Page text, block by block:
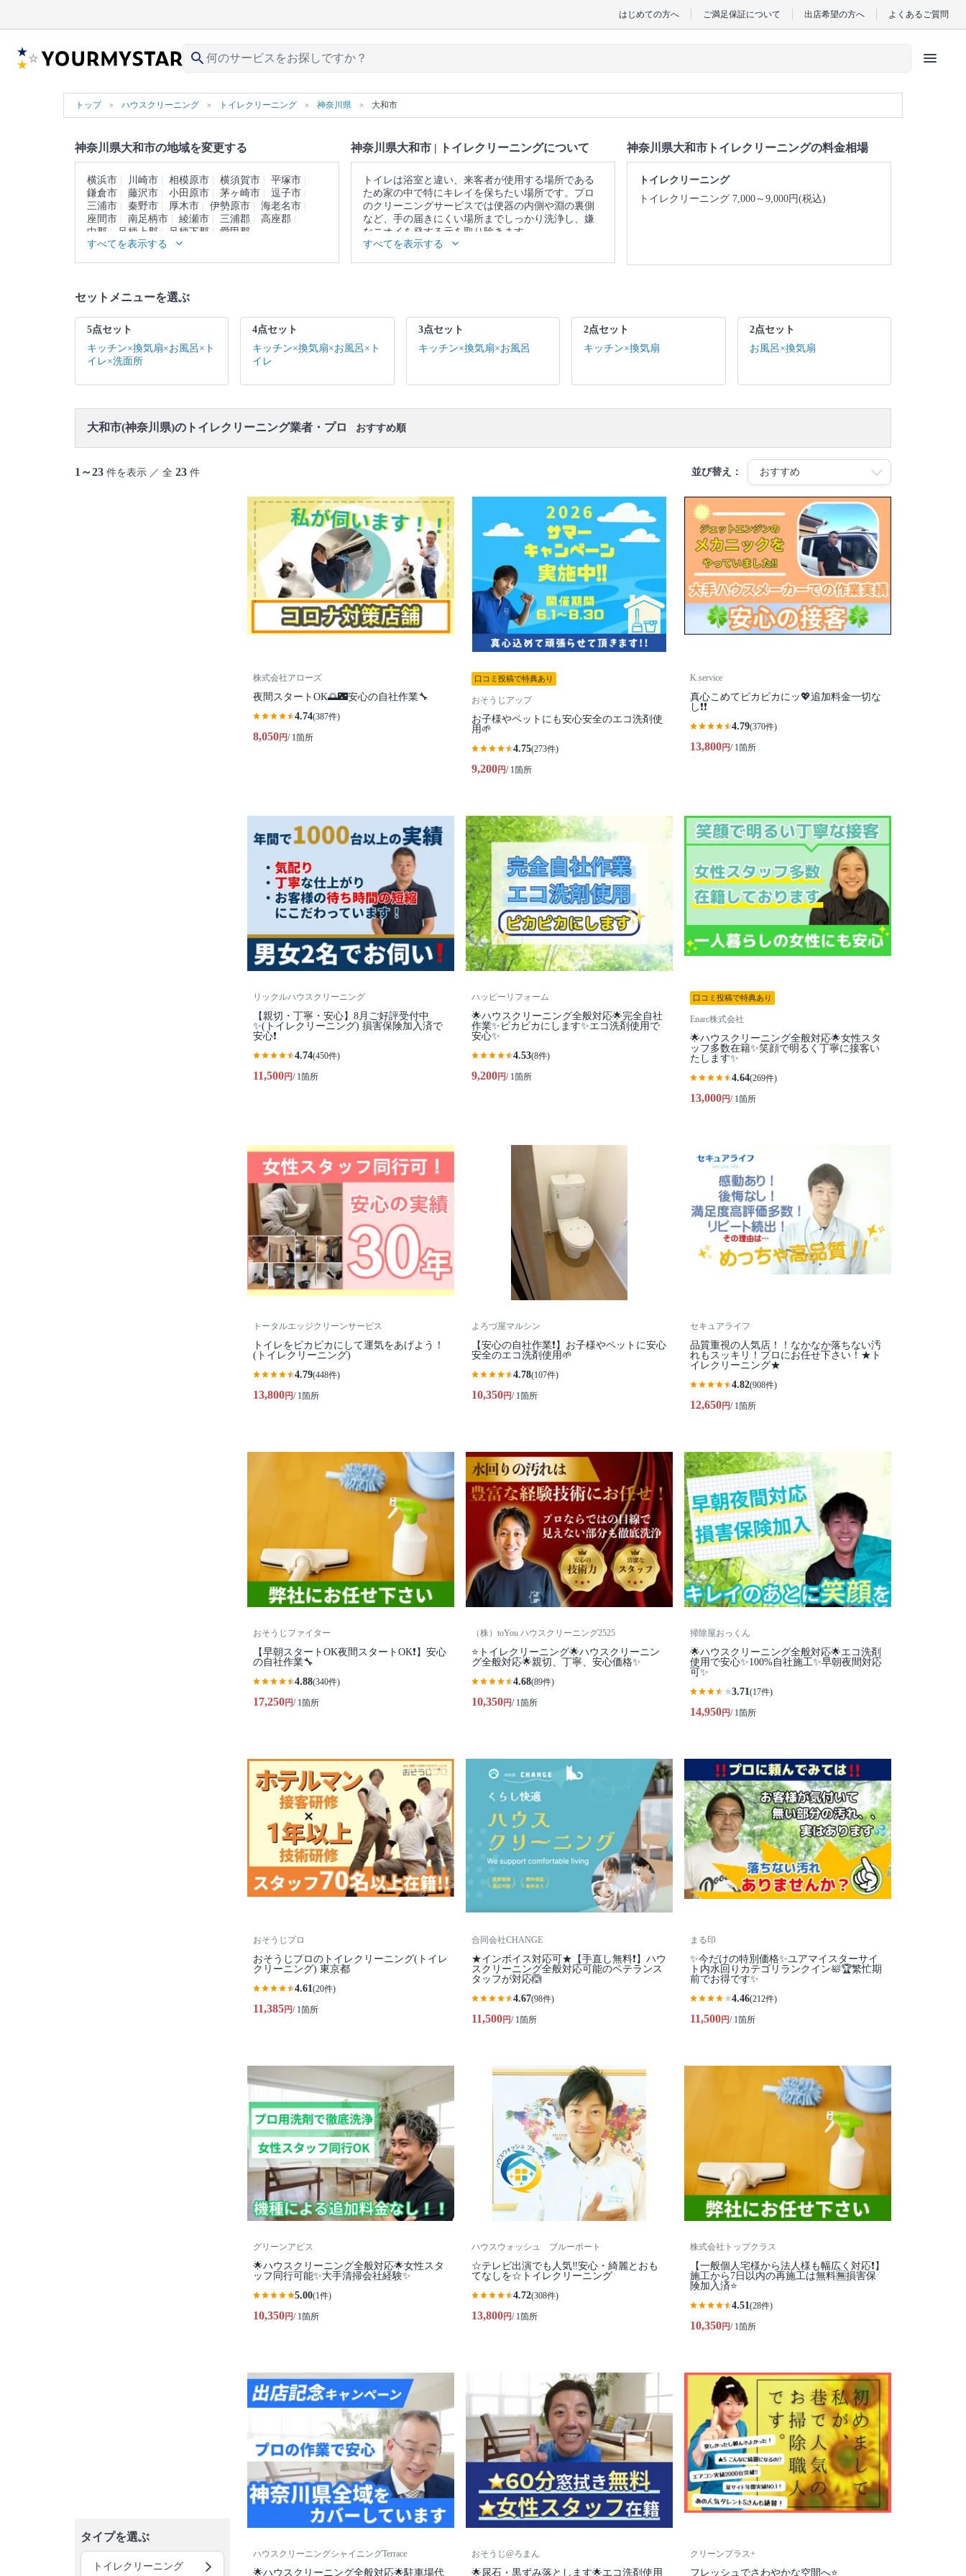
はじめての方へ ご満足保証について 出店希望の方へ よくあるご質問
search menu
トップ ハウスクリーニング トイレクリーニング 神奈川県 大和市
神奈川県大和市の地域を変更する
横浜市 川崎市 相模原市 横須賀市
平塚市
鎌倉市
藤沢市 小田原市 茅ヶ崎市
逗子市
三浦市
秦野市 厚木市 伊勢原市
海老名市
座間市
南足柄市 綾瀬市 三浦郡
高座郡
中郡
足柄上郡 足柄下郡
愛甲郡
すべてを表示する
神奈川県大和市 | トイレクリーニングについて
トイレは浴室と違い、来客者が使用する場所である
ため家の中で特にキレイを保ちたい場所です。プロ
のクリーニングサービスでは便器の内側や淵の裏側
など、手の届きにくい場所までしっかり洗浄し、嫌
なニオイを発する元を取り除きます。
▼表示価格に含まれるトイレクリーニングの作業範
囲
もご参照ください。
ります。
すべてを表示する
神奈川県大和市トイレクリーニングの料金相場
トイレクリーニング
トイレクリーニング 7,000～9,000円(税込)
セットメニューを選ぶ
5点セット
キッチン×換気扇×お風呂×ト
イレ×洗面所
4点セット
キッチン×換気扇×お風呂×ト
イレ
3点セット
キッチン×換気扇×お風呂
2点セット
キッチン×換気扇
2点セット
お風呂×換気扇
大和市(神奈川県)のトイレクリーニング業者・プロ おすすめ順
1～23 件を表示 ／ 全 23 件 並び替え：
タイプを選ぶ
トイレクリーニング
株式会社アローズ
夜間スタートOK🌅🌃安心の自社作業🔧
4.74(387件)
8,050円/ 1箇所
口コミ投稿で特典あり
おそうじアップ
お子様やペットにも安心安全のエコ洗剤使
用🌱
4.75(273件)
9,200円/ 1箇所
K.service
真心こめてピカピカにッ💖追加料金一切な
し❗️❗️
4.79(370件)
13,800円/ 1箇所
リックルハウスクリーニング
【親切・丁寧・安心】8月ご好評受付中
✨️(トイレクリーニング) 損害保険加入済で
安心❗️
4.74(450件)
11,500円/ 1箇所
ハッピーリフォーム
🌟ハウスクリーニング全般対応🌟完全自社
作業✨️ピカピカにします✨️エコ洗剤使用で
安心✨
4.53(8件)
9,200円/ 1箇所
口コミ投稿で特典あり
Enarc株式会社
🌟ハウスクリーニング全般対応🌟女性スタ
ッフ多数在籍✨笑顔で明るく丁寧に接客い
たします✨
4.64(269件)
13,000円/ 1箇所
トータルエッジクリーンサービス
トイレをピカピカにして運気をあげよう！
(トイレクリーニング)
4.79(448件)
13,800円/ 1箇所
よろづ屋マルシン
【安心の自社作業❗️】お子様やペットに安心
安全のエコ洗剤使用🌱
4.78(107件)
10,350円/ 1箇所
セキュアライフ
品質重視の人気店！！なかなか落ちない汚
れもスッキリ！プロにお任せ下さい！★ト
イレクリーニング★
4.82(908件)
12,650円/ 1箇所
おそうじファイター
【早朝スタートOK夜間スタートOK❗️】安心
の自社作業🔧
4.88(340件)
17,250円/ 1箇所
（株）toYou ハウスクリーニング2525
⭐️トイレクリーニング🌟ハウスクリーニン
グ全般対応🌟親切、丁寧、安心価格✨
4.68(89件)
10,350円/ 1箇所
掃除屋おっくん
🌟ハウスクリーニング全般対応🌟エコ洗剤
使用で安心✨100%自社施工✨早朝夜間対応
可✨
3.71(17件)
14,950円/ 1箇所
おそうじプロ
おそうじプロのトイレクリーニング(トイレ
クリーニング) 東京都
4.61(20件)
11,385円/ 1箇所
合同会社CHANGE
★インボイス対応可★【手直し無料❗️】ハウ
スクリーニング全般対応可能のベテランス
タッフが対応🙆
4.67(98件)
11,500円/ 1箇所
まる印
✨今だけの特別価格✨ユアマイスターサイ
ト内水回りカテゴリランクイン🛀🏆繁忙期
前でお得です✨
4.46(212件)
11,500円/ 1箇所
グリーンアピス
🌟ハウスクリーニング全般対応🌟女性スタ
ッフ同行可能✨大手清掃会社経験✨
5.00(1件)
10,350円/ 1箇所
ハウスウォッシュ ブルーポート
☆テレビ出演でも人気‼安心・綺麗とおも
てなしを☆トイレクリーニング
4.72(308件)
13,800円/ 1箇所
株式会社トップクラス
【一般個人宅様から法人様も幅広く対応❗️】
施工から7日以内の再施工は無料🈚️損害保
険加入済⭐️
4.51(28件)
10,350円/ 1箇所
ハウスクリーニングシャイニングTerrace
🌟ハウスクリーニング全般対応🌟駐車場代
おそうじ@ろまん
🌟尿石・黒ずみ落とします🌟エコ洗剤使用
クリーンプラス+
フレッシュでさわやかな空間へ⭐️